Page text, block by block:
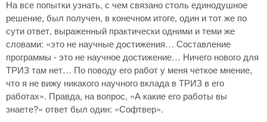
На все попытки узнать, с чем связано столь единодушное
решение, был получен, в конечном итоге, один и тот же по
сути ответ, выраженный практически одними и теми же
словами: «это не научные достижения… Составление
программы - это не научное достижение… Ничего нового для
ТРИЗ там нет… По поводу его работ у меня четкое мнение,
что я не вижу никакого научного вклада в ТРИЗ в его
работах». Правда, на вопрос, «А какие его работы вы
знаете?» ответ был один: «Софтвер».